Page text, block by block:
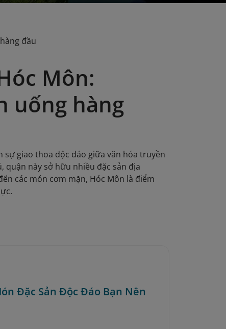
đầu
Môn:
uống hàng
sự giao thoa độc đáo giữa văn hóa truyền
này sở hữu nhiều đặc sản địa
các món cơm mặn, Hóc Môn là điểm
Đặc Sản Độc Đáo Bạn Nên